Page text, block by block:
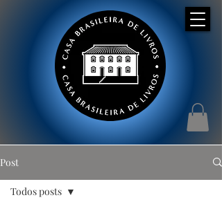
Post
Todos posts